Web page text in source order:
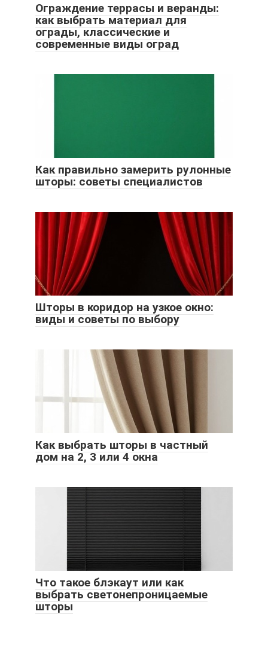
Ограждение террасы и веранды:
как выбрать материал для
ограды, классические и
современные виды оград
Как правильно замерить рулонные
шторы: советы специалистов
Шторы в коридор на узкое окно:
виды и советы по выбору
Как выбрать шторы в частный
дом на 2, 3 или 4 окна
Что такое блэкаут или как
выбрать светонепроницаемые
шторы